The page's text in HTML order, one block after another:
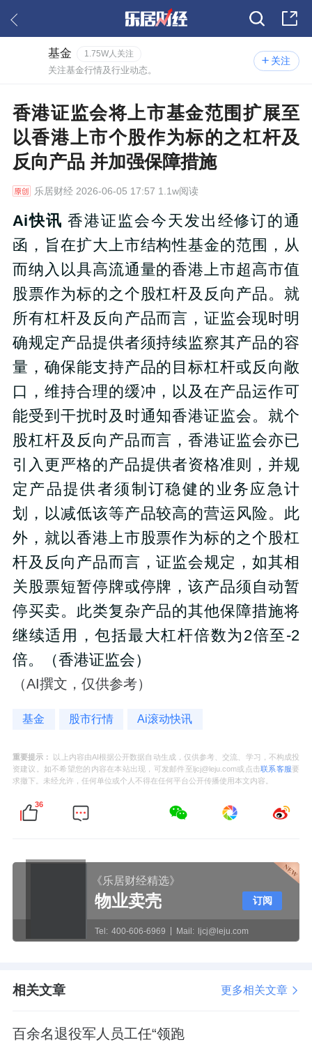
关注
基金 1.75W人关注
关注基金行情及行业动态。
香港证监会将上市基金范围扩展至
以香港上市个股作为标的之杠杆及
反向产品 并加强保障措施
乐居财经2026-06-05 17:57 1.1w阅读
Ai快讯 香港证监会今天发出经修订的通
函，旨在扩大上市结构性基金的范围，从
而纳入以具高流通量的香港上市超高市值
股票作为标的之个股杠杆及反向产品。就
所有杠杆及反向产品而言，证监会现时明
确规定产品提供者须持续监察其产品的容
量，确保能支持产品的目标杠杆或反向敞
口，维持合理的缓冲，以及在产品运作可
能受到干扰时及时通知香港证监会。就个
股杠杆及反向产品而言，香港证监会亦已
引入更严格的产品提供者资格准则，并规
定产品提供者须制订稳健的业务应急计
划，以减低该等产品较高的营运风险。此
外，就以香港上市股票作为标的之个股杠
杆及反向产品而言，证监会规定，如其相
关股票短暂停牌或停牌，该产品须自动暂
停买卖。此类复杂产品的其他保障措施将
继续适用，包括最大杠杆倍数为2倍至-2
倍。（香港证监会）
（AI撰文，仅供参考）
基金 股市行情 Ai滚动快讯
重要提示：
以上内容由AI根据公开数据自动生成，仅供参考、交流、学习，不构成投
资建议。如不希望您的内容在本站出现，可发邮件至ljcj@leju.com或点击联系客服要
求撤下。未经允许，任何单位或个人不得在任何平台公开传播使用本文内容。
36
《乐居财经精选》
物业卖壳
Tel: 400-606-6969 Mail: ljcj@leju.com
订阅
相关文章 更多相关文章
百余名退役军人员工任“领跑